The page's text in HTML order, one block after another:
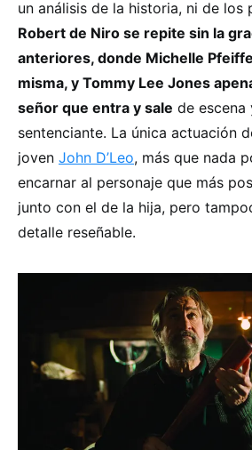
un análisis de la historia, ni de los
Robert de Niro se repite sin la
anteriores, donde Michelle
misma, y Tommy Lee Jones
señor que entra y sale de escena
sentenciante. La única actuación
joven John D’Leo, más que nada
encarnar al personaje que más
junto con el de la hija, pero
detalle reseñable.